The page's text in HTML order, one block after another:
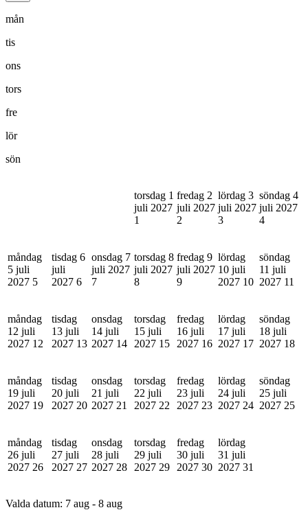
mån
tis
ons
tors
fre
lör
sön
torsdag 1
juli 2027
1
fredag 2
juli 2027
2
lördag 3
juli 2027
3
söndag 4
juli 2027
4
måndag
5 juli
2027 5
tisdag 6
juli
2027 6
onsdag 7
juli 2027
7
torsdag 8
juli 2027
8
fredag 9
juli 2027
9
lördag
10 juli
2027 10
söndag
11 juli
2027 11
måndag
12 juli
2027 12
tisdag
13 juli
2027 13
onsdag
14 juli
2027 14
torsdag
15 juli
2027 15
fredag
16 juli
2027 16
lördag
17 juli
2027 17
söndag
18 juli
2027 18
måndag
19 juli
2027 19
tisdag
20 juli
2027 20
onsdag
21 juli
2027 21
torsdag
22 juli
2027 22
fredag
23 juli
2027 23
lördag
24 juli
2027 24
söndag
25 juli
2027 25
måndag
26 juli
2027 26
tisdag
27 juli
2027 27
onsdag
28 juli
2027 28
torsdag
29 juli
2027 29
fredag
30 juli
2027 30
lördag
31 juli
2027 31
Valda datum: 7 aug - 8 aug